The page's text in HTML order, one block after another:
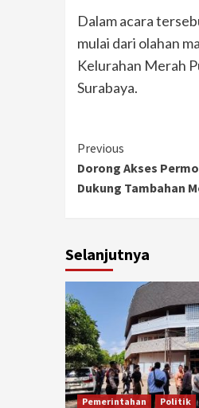
Dalam acara
mulai dari olahan
Kelurahan Merah
Surabaya.
Continue
Reading
Previous
Dorong Akses
Dukung Tambahan
Selanjutnya
Pemerintahan Politik